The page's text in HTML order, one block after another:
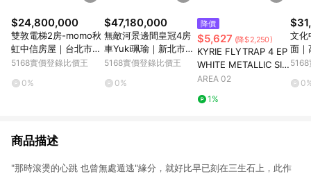
$24,800,000
雙敦電梯2房-momo秋
虹中信房屋｜台北市松
山區長安東路二段
5168實價登錄比價王
0%
$47,180,000
無敵河景邊間皇冠4房
車Yuki珮瑜｜新北市板
橋區中山路二段
5168實價登錄比價王
0%
降價
$5,627 (降$2,250)
KYRIE FLYTRAP 4 EP
WHITE METALLIC SIL
VER
AREA 02
1%
文化
面｜
一路
商品描述
"那時滾燙的心跳 也曾無處遁逃"緣分，就好比早已刻在三生石上，此作